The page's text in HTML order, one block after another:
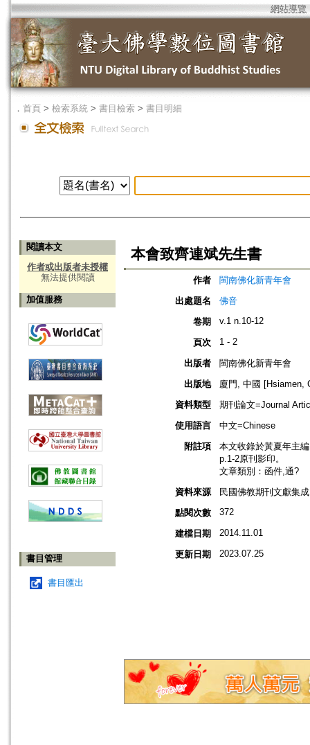
網站導覽
． 首頁 > 檢索系統 > 書目檢索 > 書目明細
閱讀本文
作者或出版者未授權
無法提供閱讀
加值服務
書目管理
書目匯出
本會致齊連斌先生書
作者
閩南佛化新青年會
出處題名
佛音
卷期
v.1 n.10-12
頁次 1 - 2
出版者
閩南佛化新青年會
出版地
廈門, 中國 [Hsiamen,
資料類型
期刊論文=Journal
使用語言
中文=Chinese
附註項
本文收錄於黃夏年主
p.1-2原刊影印。
文章類別：函件,通?
資料來源
民國佛教期刊文獻集
點閱次數
372
建檔日期 2014.11.01
更新日期 2023.07.25